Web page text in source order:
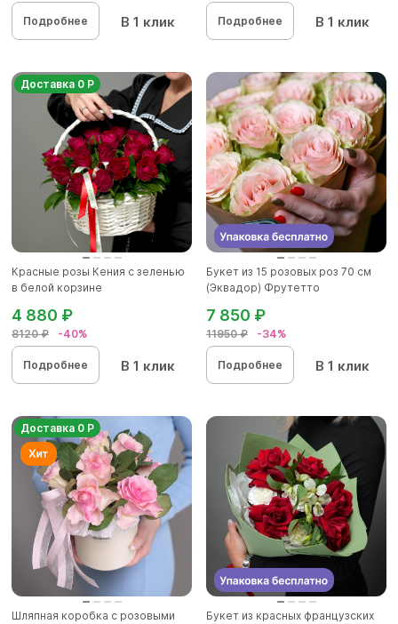
Подробнее В 1 клик Подробнее В 1 клик
Доставка 0 Р
Красные розы Кения с зеленью
в белой корзине
8120 ₽ -40%
4 880 ₽
Подробнее В 1 клик
Букет из 15 розовых роз 70 см
(Эквадор) Фрутетто
11950 ₽ -34%
7 850 ₽
Подробнее В 1 клик
Доставка 0 Р
Шляпная коробка с розовыми
Букет из красных французских